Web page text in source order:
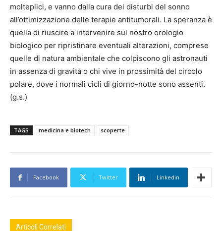
molteplici, e vanno dalla cura dei disturbi del sonno
all’ottimizzazione delle terapie antitumorali. La speranza è
quella di riuscire a intervenire sul nostro orologio
biologico per ripristinare eventuali alterazioni, comprese
quelle di natura ambientale che colpiscono gli astronauti
in assenza di gravità o chi vive in prossimità del circolo
polare, dove i normali cicli di giorno-notte sono assenti.
(g.s.)
TAGS medicina e biotech scoperte
Facebook Twitter Linkedin
Articoli Correlati